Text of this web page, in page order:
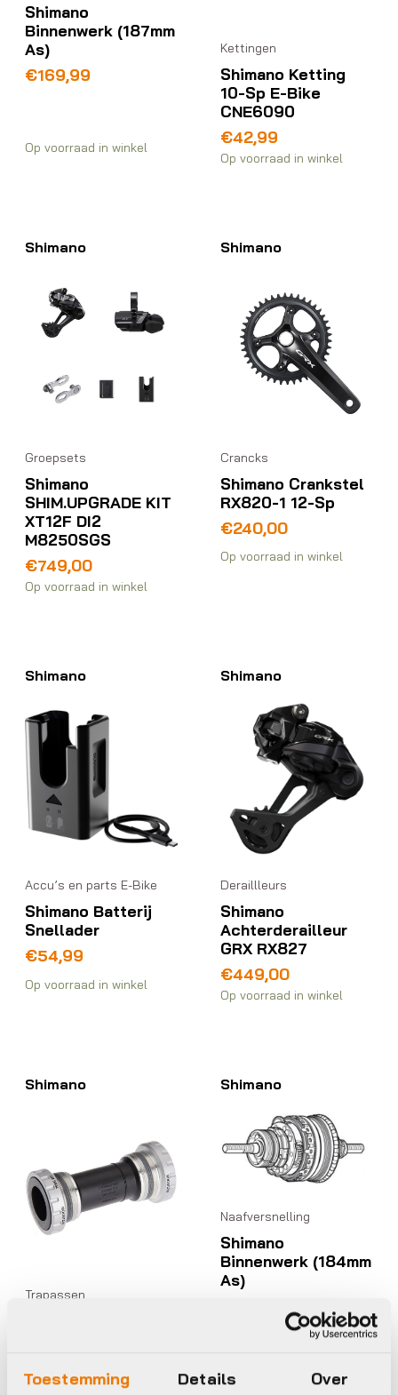
Toestemming Details Over
Shimano
Binnenwerk (187mm
As)
€169,99
Op voorraad in winkel
Kettingen
Shimano Ketting
10-Sp E-Bike
CNE6090
€42,99
Op voorraad in winkel
Shimano
Groepsets
Shimano
SHIM.UPGRADE KIT
XT12F DI2
M8250SGS
€749,00
Op voorraad in winkel
Shimano
Crancks
Shimano Crankstel
RX820-1 12-Sp
€240,00
Op voorraad in winkel
Shimano
Accu’s en parts E-Bike
Shimano Batterij
Snellader
€54,99
Op voorraad in winkel
Shimano
Deraillleurs
Shimano
Achterderailleur
GRX RX827
€449,00
Op voorraad in winkel
Shimano
Trapassen
€24,99
Shimano
Naafversnelling
Shimano
Binnenwerk (184mm
As)